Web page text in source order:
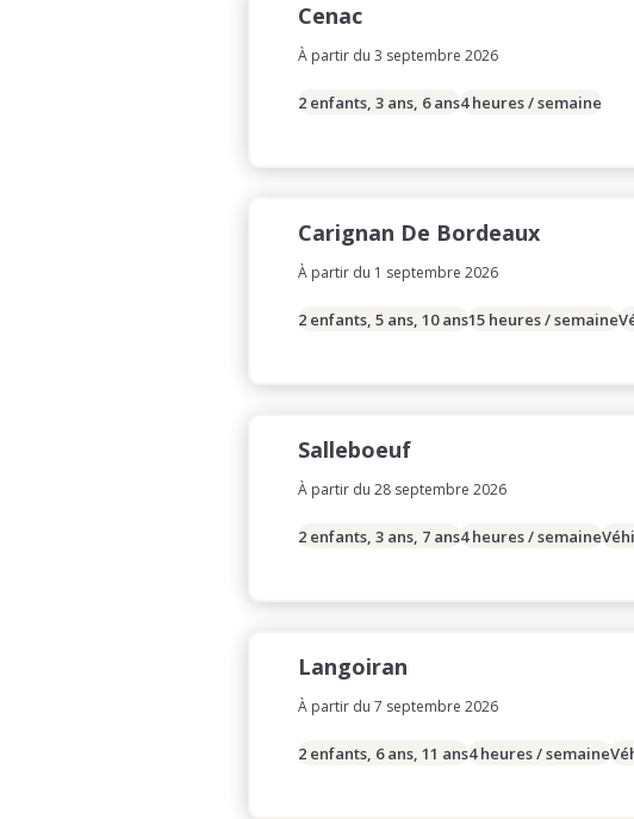
Cenac
À partir du 3 septembre 2026
2 enfants, 3 ans, 6 ans4 heures / semaine
Carignan De Bordeaux
À partir du 1 septembre 2026
2 enfants, 5 ans, 10 ans15 heures / semaine
Salleboeuf
À partir du 28 septembre 2026
2 enfants, 3 ans, 7 ans4 heures / semaine
Langoiran
À partir du 7 septembre 2026
2 enfants, 6 ans, 11 ans4 heures / semaine